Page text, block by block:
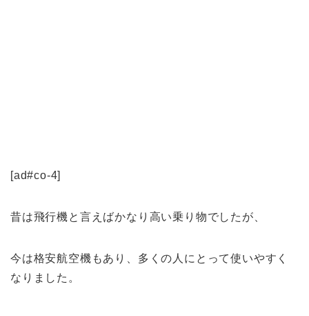
[ad#co-4]
昔は飛行機と言えばかなり高い乗り物でしたが、
今は格安航空機もあり、多くの人にとって使いやすく
なりました。